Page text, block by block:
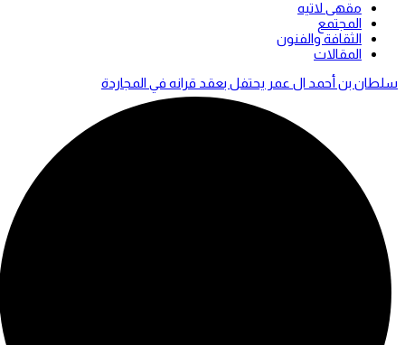
مقهى لاتيه
المجتمع
الثقافة والفنون
المقالات
سلطان بن أحمد ال عمر يحتفل بعقد قرانه في المجاردة